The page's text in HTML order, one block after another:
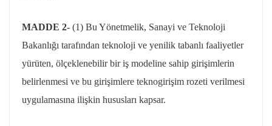
MADDE 2- (1) Bu Yönetmelik, Sanayi ve Teknoloji
Bakanlığı tarafından teknoloji ve yenilik tabanlı faaliyetler
yürüten, ölçeklenebilir bir iş modeline sahip girişimlerin
belirlenmesi ve bu girişimlere teknogirişim rozeti verilmesi
uygulamasına ilişkin hususları kapsar.